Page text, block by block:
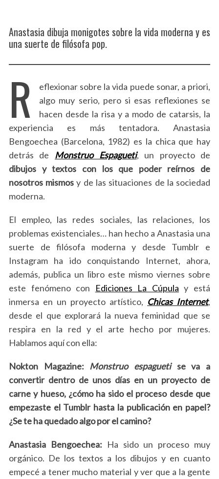
Anastasia dibuja monigotes sobre la vida moderna y es
una suerte de filósofa pop.
R
eflexionar sobre la vida puede sonar, a priori,
algo muy serio, pero si esas reflexiones se
hacen desde la risa y a modo de catarsis, la
experiencia es más tentadora. Anastasia
Bengoechea (Barcelona, 1982) es la chica que hay
detrás de Monstruo Espagueti, un proyecto de
dibujos y textos con los que poder reírnos de
nosotros mismos y de las situaciones de la sociedad
moderna.
El empleo, las redes sociales, las relaciones, los
problemas existenciales… han hecho a Anastasia una
suerte de filósofa moderna y desde Tumblr e
Instagram ha ido conquistando Internet, ahora,
además, publica un libro este mismo viernes sobre
este fenómeno con
Ediciones La Cúpula y está
inmersa en un proyecto artístico, Chicas Internet,
desde el que explorará la nueva feminidad que se
respira en la red y el arte hecho por mujeres.
Hablamos aquí con ella:
Nokton Magazine: Monstruo espaguetise va a
convertir dentro de unos días en un proyecto de
carne y hueso, ¿cómo ha sido el proceso desde que
empezaste el Tumblr hasta la publicación en papel?
¿Se te ha quedado algo por el camino?
Anastasia Bengoechea: Ha sido un proceso muy
orgánico. De los textos a los dibujos y en cuanto
empecé a tener mucho material y ver que a la gente